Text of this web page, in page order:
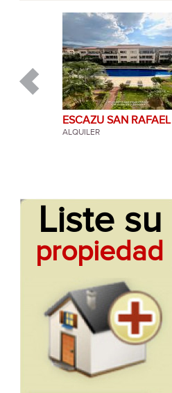
ESCAZU SAN RAFAEL
ALQUILER
ESCAZU GUACHIPELIN
ALQUILER
Liste su
propiedad